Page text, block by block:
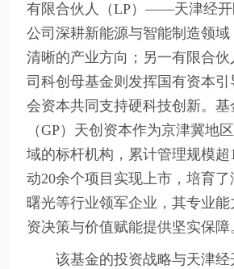
有限合伙人（LP）——天津经开
公司深耕新能源与智能制造领域
清晰的产业方向；另一有限合
司科创母基金则发挥国有资本
会资本共同支持硬科技创新。基
（GP）天创资本作为京津冀地
域的标杆机构，累计管理规模超
动20余个项目实现上市，培育
曙光等行业领军企业，其专业
资决策与价值赋能提供坚实保障
该基金的投资战略与天津